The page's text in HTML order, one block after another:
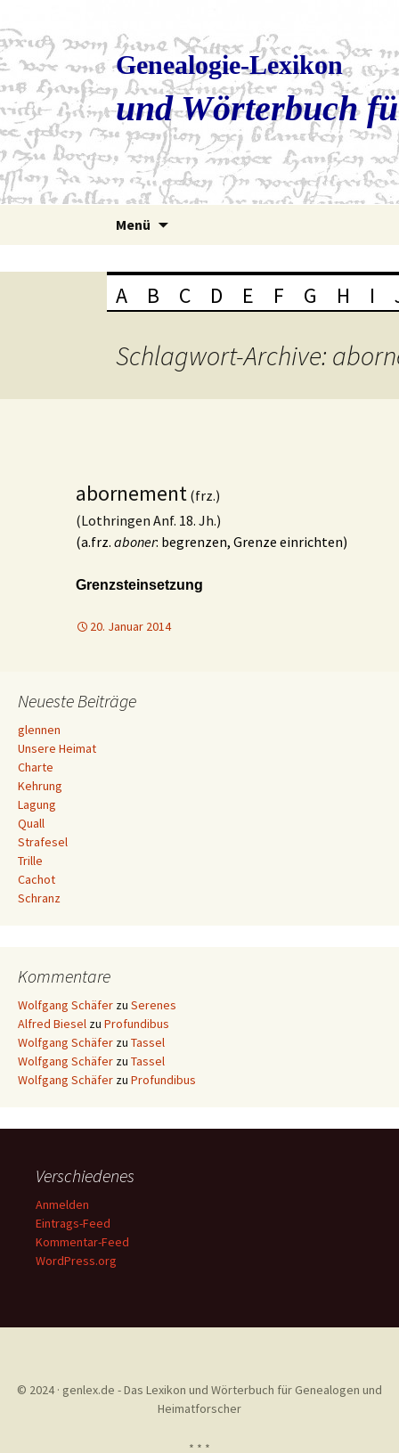
Genealogie-Lexikon
und Wörterbuch
Menü
A B C D E F G H I
Schlagwort-Archive:
abornement (frz.)
(Lothringen Anf. 18. Jh.)
(a.frz. aboner: begrenzen, Grenze einrichten)
Grenzsteinsetzung
20. Januar 2014
Neueste Beiträge
glennen
Unsere Heimat
Charte
Kehrung
Lagung
Quall
Strafesel
Trille
Cachot
Schranz
Kommentare
Wolfgang Schäfer zu Serenes
Alfred Biesel zu Profundibus
Wolfgang Schäfer zu Tassel
Wolfgang Schäfer zu Tassel
Wolfgang Schäfer zu Profundibus
Verschiedenes
Anmelden
Eintrags-Feed
Kommentar-Feed
WordPress.org
© 2024 · genlex.de - Das Lexikon und Wörterbuch für Genealogen und
Heimatforscher
* * *